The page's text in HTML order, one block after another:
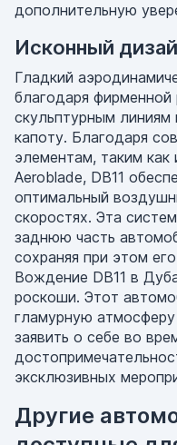
дополнительную
Исконный
Гладкий
благодаря
скульптурным линиям
капоту. Благодаря
элементам, таким как
Aeroblade, DB11
оптимальный
скоростях. Эта
заднюю часть
сохраняя при этом
Вождение DB11 в
роскоши. Этот
гламурную
заявить о себе во
эксклюзивных
Другие